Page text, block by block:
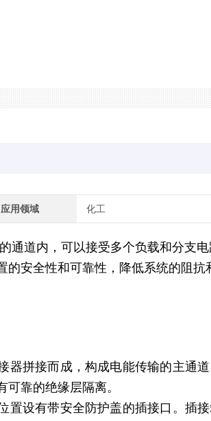
应用领域 化工
通道内，可以接受多个负载和分支
安全性和可靠性，降低系统的阻抗
器拼接而成，构成电能传输的主通
靠的绝缘层隔离。
置设有带安全防护盖的插接口。插